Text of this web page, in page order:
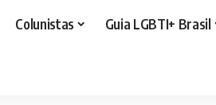
Colunistas Guia LGBTI+ Brasil